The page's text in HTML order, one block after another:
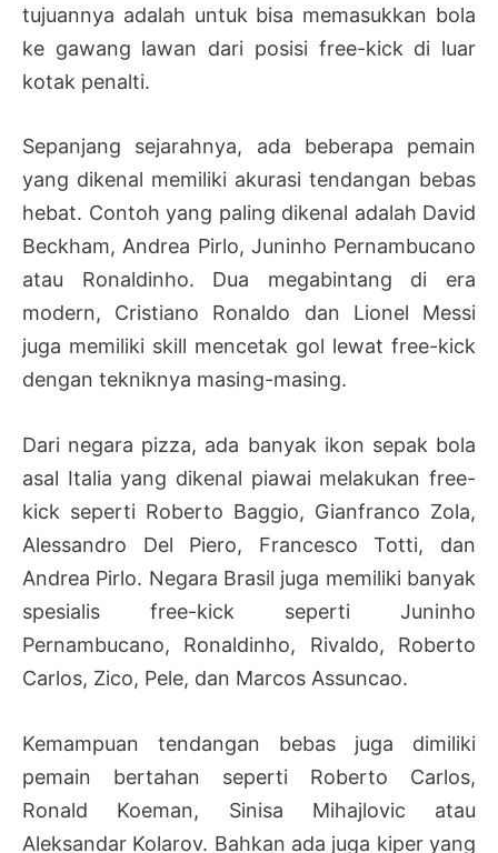
tujuannya adalah untuk bisa memasukkan bola
ke gawang lawan dari posisi free-kick di luar
kotak penalti.
Sepanjang sejarahnya, ada beberapa pemain
yang dikenal memiliki akurasi tendangan bebas
hebat. Contoh yang paling dikenal adalah David
Beckham, Andrea Pirlo, Juninho Pernambucano
atau Ronaldinho. Dua megabintang di era
modern, Cristiano Ronaldo dan Lionel Messi
juga memiliki skill mencetak gol lewat free-kick
dengan tekniknya masing-masing.
Dari negara pizza, ada banyak ikon sepak bola
asal Italia yang dikenal piawai melakukan free-
kick seperti Roberto Baggio, Gianfranco Zola,
Alessandro Del Piero, Francesco Totti, dan
Andrea Pirlo. Negara Brasil juga memiliki banyak
spesialis free-kick seperti Juninho
Pernambucano, Ronaldinho, Rivaldo, Roberto
Carlos, Zico, Pele, dan Marcos Assuncao.
Kemampuan tendangan bebas juga dimiliki
pemain bertahan seperti Roberto Carlos,
Ronald Koeman, Sinisa Mihajlovic atau
Aleksandar Kolarov. Bahkan ada juga kiper yang